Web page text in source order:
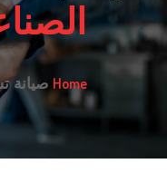
Home صيانة